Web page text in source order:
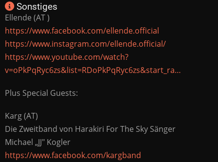
Sonstiges
Ellende (AT )
https://www.facebook.com/ellende.official
https://www.instagram.com/ellende.official/
https://www.youtube.com/watch?
v=oPkPqRyc6zs&list=RDoPkPqRyc6zs&start_ra…
Plus Special Guests:
Karg (AT)
Die Zweitband von Harakiri For The Sky Sänger
Michael „JJ" Kogler
https://www.facebook.com/kargband